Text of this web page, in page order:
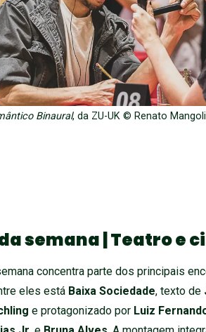
Binaural, da ZU-UK © Renato
semana | Teatro e
concentra parte dos principais
eles está Baixa Sociedade, texto de
e protagonizado por Luiz